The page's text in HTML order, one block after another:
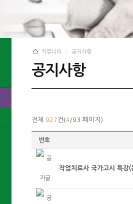
커뮤니티 공지사항
공지사항
전체 927건(4/93 페이지)
번호
작업치료사 국가고시 특강